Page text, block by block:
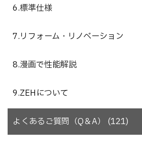
6.標準仕様
7.リフォーム・リノベーション
8.漫画で性能解説
9.ZEHについて
よくあるご質問（Q＆A） (121)